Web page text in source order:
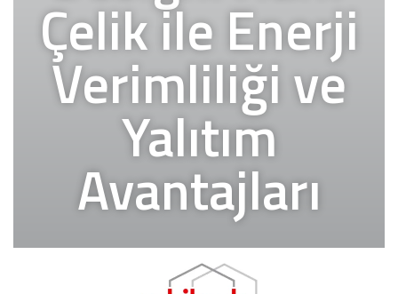
Çelik ile Enerji
Verimliliği ve
Yalıtım
Avantajları